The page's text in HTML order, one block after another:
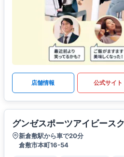
店舗情報 公式サイト
グンゼスポーツアイビース
新倉敷駅から車で20分
倉敷市本町16-54